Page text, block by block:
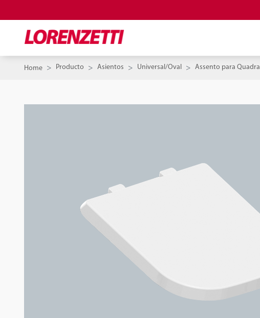
Home Producto Asientos Universal/Oval Assento para Quadra